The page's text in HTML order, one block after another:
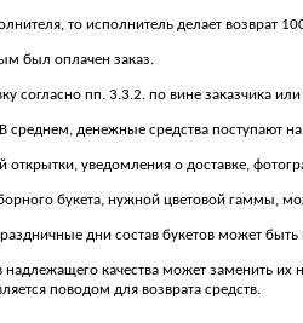
то исполнитель делает возврат
был оплачен заказ.
согласно пп. 3.3.2. по вине заказчика
денежные средства поступают
уведомления о доставке,
букета, нужной цветовой гаммы,
дни состав букетов может
надлежащего качества может заменить
поводом для возврата средств.